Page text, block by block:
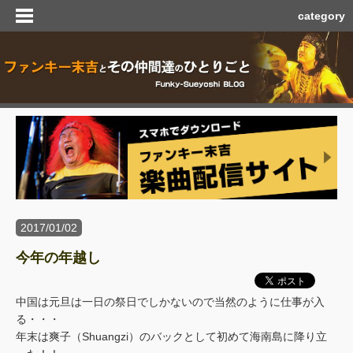
category
2017/01/02
今年の年越し
中国は元旦は一日の祭日でしかないので当然のように仕事が入
る・・・
年末は爽子（Shuangzi）のバックとして初めて海南島に降り立